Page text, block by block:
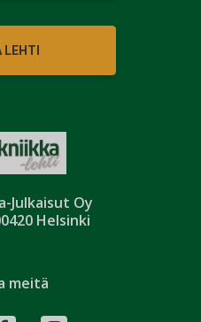
Julkaisut Oy
Helsinki
meitä